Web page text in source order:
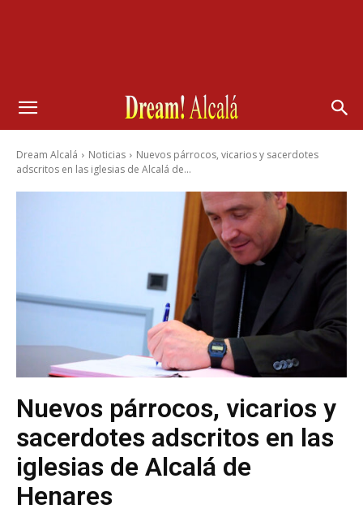
Dream Alcalá Noticias
Nuevos párrocos, vicarios y sacerdotes
adscritos en las iglesias de Alcalá de...
Nuevos párrocos, vicarios y
sacerdotes adscritos en las
iglesias de Alcalá de
Henares